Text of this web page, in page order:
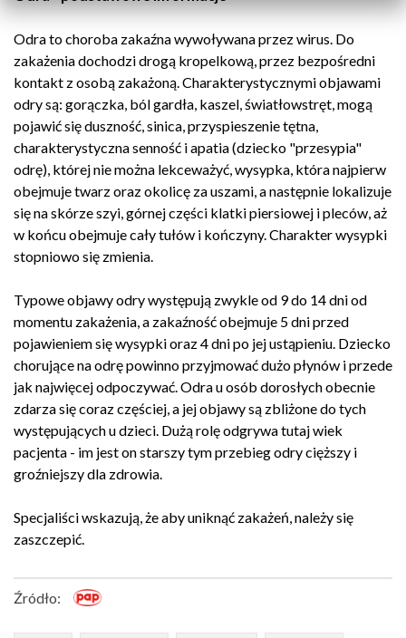
Odra to choroba zakaźna wywoływana przez wirus. Do
zakażenia dochodzi drogą kropelkową, przez bezpośredni
kontakt z osobą zakażoną. Charakterystycznymi objawami
odry są: gorączka, ból gardła, kaszel, światłowstręt, mogą
pojawić się duszność, sinica, przyspieszenie tętna,
charakterystyczna senność i apatia (dziecko "przesypia"
odrę), której nie można lekceważyć, wysypka, która najpierw
obejmuje twarz oraz okolicę za uszami, a następnie lokalizuje
się na skórze szyi, górnej części klatki piersiowej i pleców, aż
w końcu obejmuje cały tułów i kończyny. Charakter wysypki
stopniowo się zmienia.
Typowe objawy odry występują zwykle od 9 do 14 dni od
momentu zakażenia, a zakaźność obejmuje 5 dni przed
pojawieniem się wysypki oraz 4 dni po jej ustąpieniu. Dziecko
chorujące na odrę powinno przyjmować dużo płynów i przede
jak najwięcej odpoczywać. Odra u osób dorosłych obecnie
zdarza się coraz częściej, a jej objawy są zbliżone do tych
występujących u dzieci. Dużą rolę odgrywa tutaj wiek
pacjenta - im jest on starszy tym przebieg odry cięższy i
groźniejszy dla zdrowia.
Specjaliści wskazują, że aby uniknąć zakażeń, należy się
zaszczepić.
Źródło: